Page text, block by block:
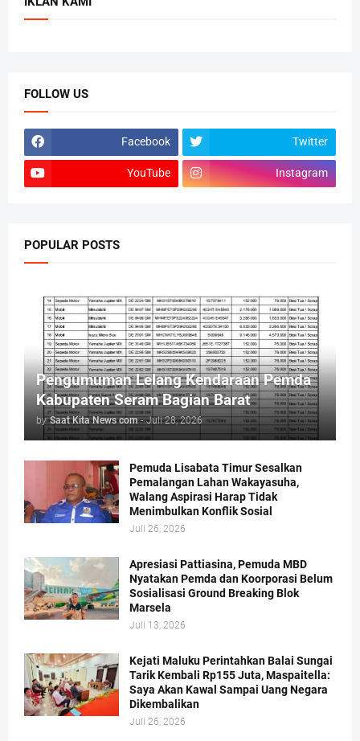
FOLLOW US
Facebook Twitter
YouTube Instagram
POPULAR POSTS
Pengumuman Lelang Kendaraan Pemda
Kabupaten Seram Bagian Barat
by Saat Kita News com - Juli 28, 2026
Pemuda Lisabata Timur Sesalkan
Pemalangan Lahan Wakayasuha,
Walang Aspirasi Harap Tidak
Menimbulkan Konflik Sosial
Juli 26, 2026
Apresiasi Pattiasina, Pemuda MBD
Nyatakan Pemda dan Koorporasi Belum
Sosialisasi Ground Breaking Blok
Marsela
Juli 13, 2026
Kejati Maluku Perintahkan Balai Sungai
Tarik Kembali Rp155 Juta, Maspaitella:
Saya Akan Kawal Sampai Uang Negara
Dikembalikan
Juli 26, 2026